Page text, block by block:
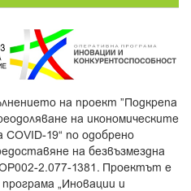
на проект ”Подкрепа
на икономическите
19“ по одобрено
на безвъзмездна
2.077-1381. Проектът е
„Иновации и